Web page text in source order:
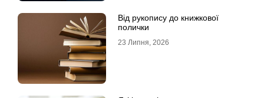
Від рукопису до книжкової
полички
23 Липня, 2026